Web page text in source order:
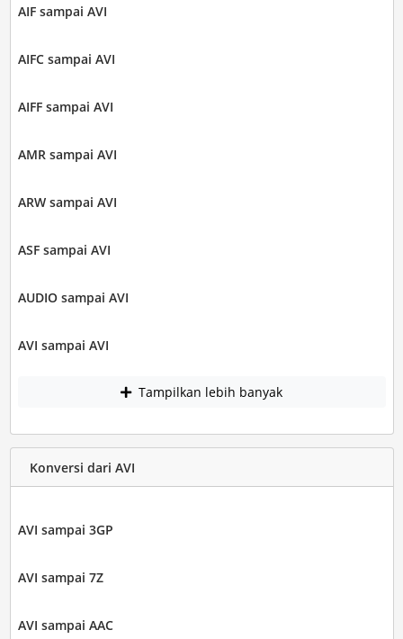
AIF sampai AVI
AIFC sampai AVI
AIFF sampai AVI
AMR sampai AVI
ARW sampai AVI
ASF sampai AVI
AUDIO sampai AVI
AVI sampai AVI
Tampilkan lebih banyak
Konversi dari AVI
AVI sampai 3GP
AVI sampai 7Z
AVI sampai AAC